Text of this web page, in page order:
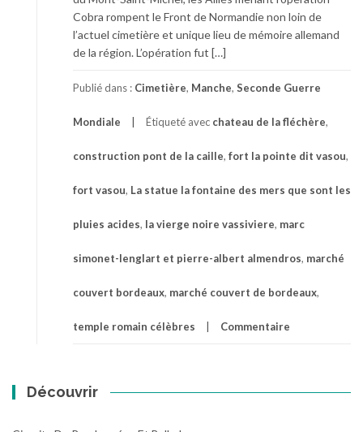
Cobra rompent le Front de Normandie non loin de
l’actuel cimetière et unique lieu de mémoire allemand
de la région. L’opération fut […]
Publié dans : Cimetière, Manche, Seconde Guerre
Mondiale Étiqueté avec chateau de la fléchère,
construction pont de la caille, fort la pointe dit vasou,
fort vasou, La statue la fontaine des mers que sont les
pluies acides, la vierge noire vassiviere, marc
simonet-lenglart et pierre-albert almendros, marché
couvert bordeaux, marché couvert de bordeaux,
temple romain célèbres Commentaire
Découvrir